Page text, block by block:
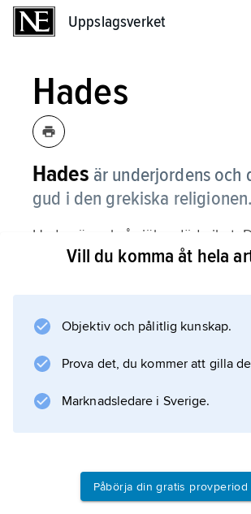
Uppslagsverket
Hades
Hades är underjordens och
gud i den grekiska religionen.
Hades är också själva dödsriket.
Hades över de dödas själar
Hades blir kung i
underjorden
Rövade bort
Dödsriket Hades
Vill du komma åt hela
Objektiv och pålitlig kunskap.
Prova det, du kommer att gilla
Marknadsledare i Sverige.
Påbörja din gratis provperiod